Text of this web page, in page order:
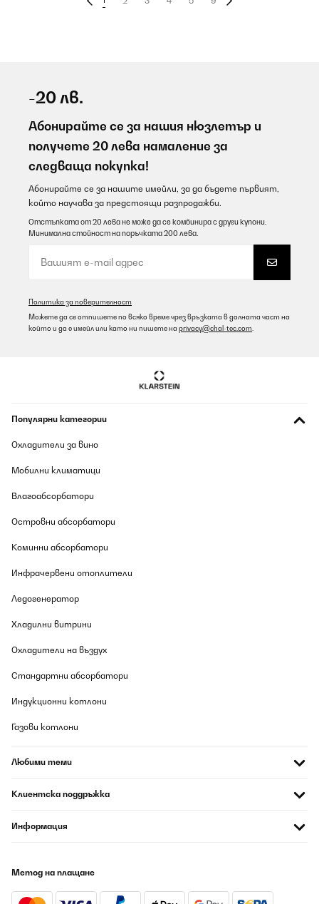
-20 лв.
Абонирайте се за нашия нюзлетър и
получете 20 лева намаление за
следваща покупка!
Абонирайте се за нашите имейли, за да бъдете първият,
който научава за предстоящи разпродажби.
Отстъпката от 20 лева не може да се комбинира с други купони.
Минимална стойност на поръчката 200 лева.
Политика за поверителност
Можете да се отпишете по всяко време чрез връзката в долната част на
който и да е имейл или като ни пишете на privacy@chal-tec.com
Популярни категории
Охладители за вино
Мобилни климатици
Влагоабсорбатори
Островни абсорбатори
Коминни абсорбатори
Инфрачервени отоплители
Ледогенератор
Хладилни витрини
Охладители на въздух
Стандартни абсорбатори
Индукционни котлони
Газови котлони
Любими теми
Клиентска поддръжка
Информация
Метод на плащане